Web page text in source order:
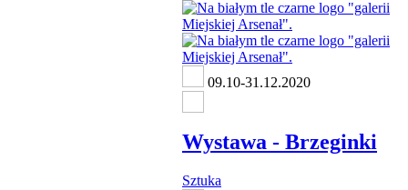
09.10-31.12.2020
Wystawa - Brzeginki
Sztuka